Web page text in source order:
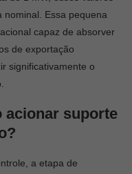
nominal. Essa pequena
capaz de absorver
de exportação
significativamente o
acionar suporte
a etapa de